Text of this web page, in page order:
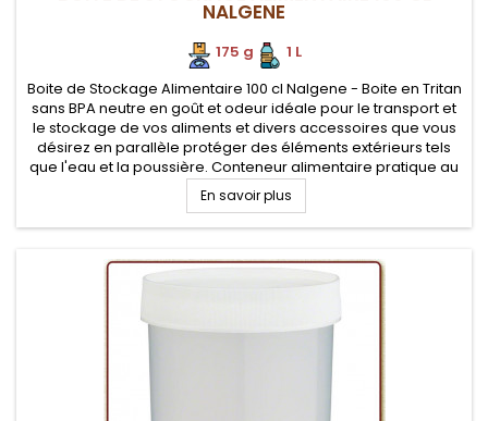
NALGENE
175 g
1 L
Boite de Stockage Alimentaire 100 cl Nalgene - Boite en Tritan
sans BPA neutre en goût et odeur idéale pour le transport et
le stockage de vos aliments et divers accessoires que vous
désirez en parallèle protéger des éléments extérieurs tels
que l'eau et la poussière. Conteneur alimentaire pratique au
camping, survie et voyage.
En savoir plus